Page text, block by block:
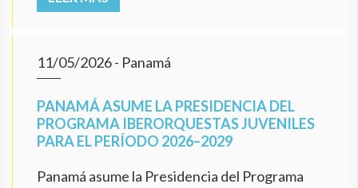
11/05/2026- Panamá
PANAMÁ ASUME LA PRESIDENCIA DEL
PROGRAMA IBERORQUESTAS JUVENILES
PARA EL PERÍODO 2026–2029
Panamá asume la Presidencia del Programa